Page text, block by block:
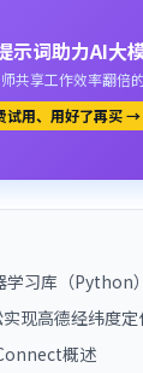
示词助力AI大
共享工作效率翻倍
试用、用好了再买 →
习库（Python）
现高德经纬度
概述